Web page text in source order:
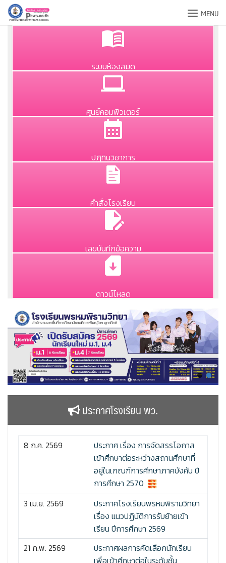
Skip
MENU
ระบบห้องสุมด
ศูนย์คอมพิวเตอร์
ปฏิทินวิชาการ
คำสั่งโรงเรียน
เลขบันทึกข้อความ
ดาวน์โหลด
ประกาศโรงเรียน พว.
8 ก.ค. 2569
ประกาศ เรื่อง การจัดสรรโอกาส
เข้าศึกษาต่อระหว่างสถานศึกษาที่
อยู่ในเกณฑ์การศึกษาภาคบังคับ ปี
การศึกษา 2570
3 เม.ย. 2569
ประกาศโรงเรียนพรหมพิรามวิทยา
เรื่อง แนวปฏิบัติการรับย้ายเข้า
เรียน ปีการศึกษา 2569
21 ก.พ. 2569
ประกาศผลการคัดเลือกนักเรียน
เพื่อเข้าศึกษาต่อในระดับชั้น